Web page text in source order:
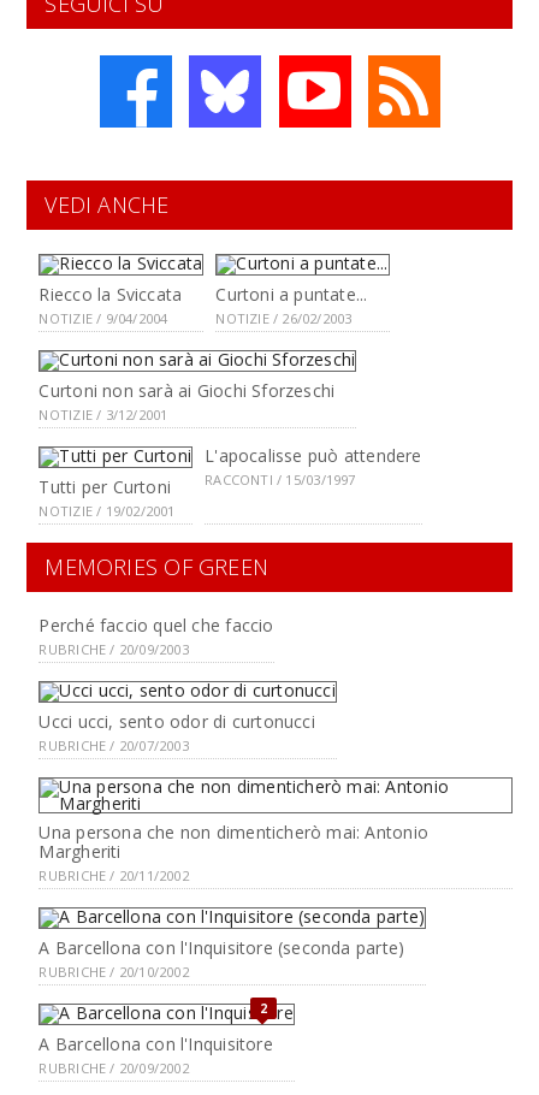
VEDI ANCHE
Riecco la Sviccata
NOTIZIE / 9/04/2004
Curtoni a puntate...
NOTIZIE / 26/02/2003
Curtoni non sarà ai Giochi Sforzeschi
NOTIZIE / 3/12/2001
Tutti per Curtoni
NOTIZIE / 19/02/2001
L'apocalisse può attendere
RACCONTI / 15/03/1997
MEMORIES OF GREEN
Perché faccio quel che faccio
RUBRICHE / 20/09/2003
Ucci ucci, sento odor di curtonucci
RUBRICHE / 20/07/2003
Una persona che non dimenticherò mai: Antonio
Margheriti
RUBRICHE / 20/11/2002
A Barcellona con l'Inquisitore (seconda parte)
RUBRICHE / 20/10/2002
2
A Barcellona con l'Inquisitore
RUBRICHE / 20/09/2002